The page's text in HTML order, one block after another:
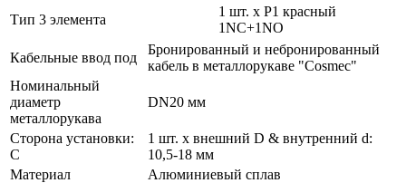
Тип 3 элемента
1 шт. x P1 красный
1NC+1NO
Кабельные ввод под
Бронированный и небронированный
кабель в металлорукаве "Cosmec"
Номинальный
диаметр
металлорукава
DN20 мм
Сторона установки:
C
1 шт. x внешний D & внутренний d:
10,5-18 мм
Материал
Алюминиевый сплав